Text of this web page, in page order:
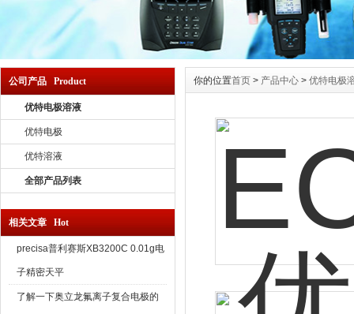
公司产品 Product
优特电极溶液
优特电极
优特溶液
全部产品列表
相关文章 Hot
precisa普利赛斯XB3200C 0.01g电
子精密天平
了解一下奥立龙氟离子复合电极的
你的位置首页 > 产品中心 > 优特电极